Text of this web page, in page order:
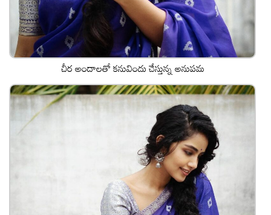
చీర అందాలతో కనువిందు చేస్తున్న అనుపమ